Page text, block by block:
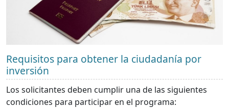
Requisitos para obtener la ciudadanía por
inversión
Los solicitantes deben cumplir una de las siguientes
condiciones para participar en el programa: